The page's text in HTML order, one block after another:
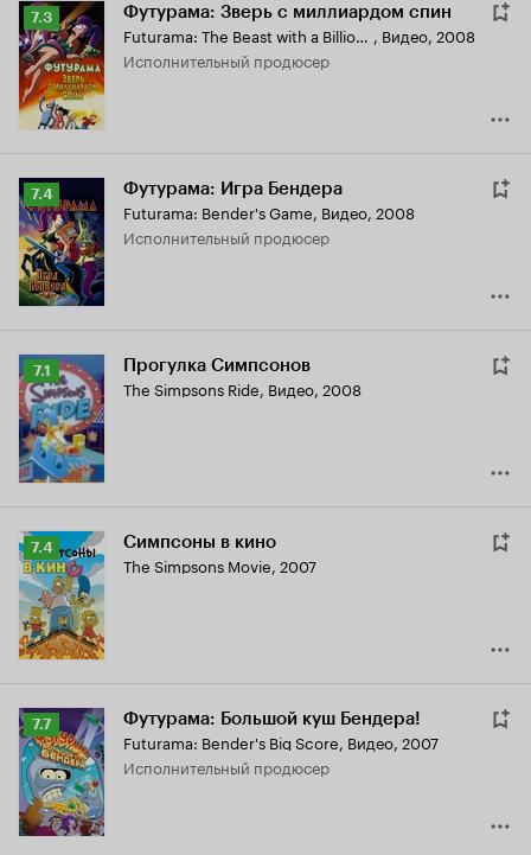
Рейтинг
Кинопоиска
7.3
7.3 Футурама: Зверь с миллиардом спин
Futurama: The Beast with a Billion Backs , Видео, 2008
исполнительный продюсер
Рейтинг
Кинопоиска
7.4
7.4 Футурама: Игра Бендера
Futurama: Bender's Game, Видео, 2008
исполнительный продюсер
Рейтинг
Кинопоиска
7.1
7.1 Прогулка Симпсонов
The Simpsons Ride, Видео, 2008
Рейтинг
Кинопоиска
7.4
7.4 Симпсоны в кино
The Simpsons Movie, 2007
Рейтинг
Кинопоиска
7.7
7.7 Футурама: Большой куш Бендера!
Futurama: Bender's Big Score, Видео, 2007
исполнительный продюсер